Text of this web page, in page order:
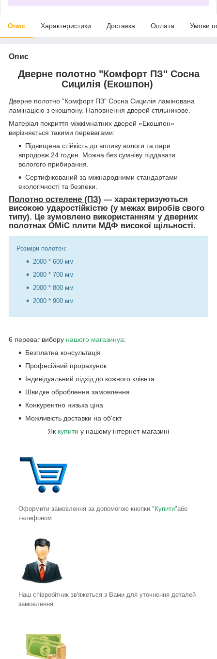
Опис Характеристики Доставка Оплата Умови
Опис
Дверне полотно "Комфорт ПЗ" Сосна
Сицилія (Екошпон)
Дверне полотно "Комфорт ПЗ" Сосна Сицилія ламінована
ламінацією з екошпону. Наповнення дверей стільникове.
Матеріал покриття міжкімнатних дверей «Екошпон»
вирізняється такими перевагами:
Підвищена стійкість до впливу вологи та пари
впродовж 24 годин. Можна без сумніву піддавати
вологого прибирання.
Сертифікований за міжнародними стандартами
екологічності та безпеки.
Полотно остелене (ПЗ) — характеризуються
високою ударостійкістю (у межах виробів свого
типу). Це зумовлено використанням у дверних
полотнах ОМіС плити МДФ високої щільності.
Розміри полотен:
2000 * 600 мм
2000 * 700 мм
2000 * 800 мм
2000 * 900 мм
6 переваг вибору нашого магазинуа:
Безплатна консультація
Професійний прорахунок
Індивідуальний підхід до кожного клієнта
Швидке оброблення замовлення
Конкурентно низька ціна
Можливість доставки на об'єкт
Як купити у нашому інтернет-магазині
Оформити замовлення за допомогою кнопки " Купити"або
телефоном
Наш співробітник зв'яжеться з Вами для уточнення деталей
замовлення